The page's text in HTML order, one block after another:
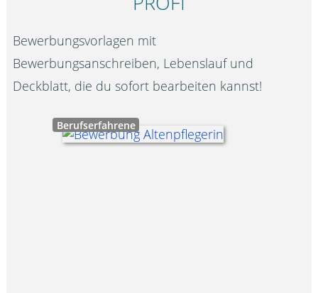
Bewerbungsvorlagen mit
Bewerbungsanschreiben, Lebenslauf und
Deckblatt, die du sofort bearbeiten kannst!
Berufserfahrene